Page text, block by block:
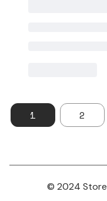
1 2
© 2024 Store